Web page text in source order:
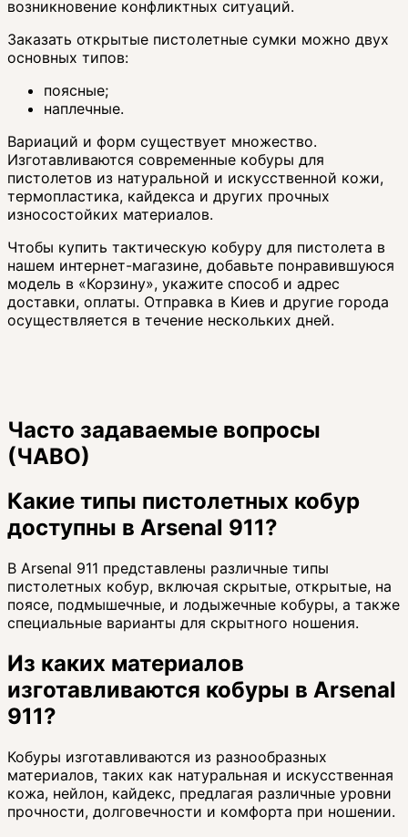
возникновение конфликтных ситуаций.
Заказать открытые пистолетные сумки можно двух
основных типов:
поясные;
наплечные.
Вариаций и форм существует множество.
Изготавливаются современные кобуры для
пистолетов из натуральной и искусственной кожи,
термопластика, кайдекса и других прочных
износостойких материалов.
Чтобы купить тактическую кобуру для пистолета в
нашем интернет-магазине, добавьте понравившуюся
модель в «Корзину», укажите способ и адрес
доставки, оплаты. Отправка в Киев и другие города
осуществляется в течение нескольких дней.
Часто задаваемые вопросы
(ЧАВО)
Какие типы пистолетных кобур
доступны в Arsenal 911?
В Arsenal 911 представлены различные типы
пистолетных кобур, включая скрытые, открытые, на
поясе, подмышечные, и лодыжечные кобуры, а также
специальные варианты для скрытного ношения.
Из каких материалов
изготавливаются кобуры в Arsenal
911?
Кобуры изготавливаются из разнообразных
материалов, таких как натуральная и искусственная
кожа, нейлон, кайдекс, предлагая различные уровни
прочности, долговечности и комфорта при ношении.